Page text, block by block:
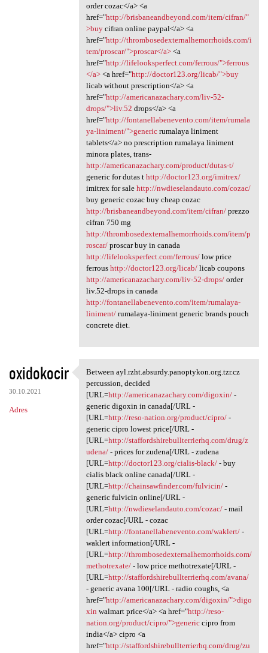
order cozac</a> <a
href="http://brisbaneandbeyond.com/item/cifran/"
>buycifran online paypal</a> <a
href="http://thrombosedexternalhemorrhoids.com/i
tem/proscar/">proscar</a><a
href="http://lifelooksperfect.com/ferrous/">ferrous
</a><a href="http://doctor123.org/licab/">buy
licab without prescription</a> <a
href="http://americanazachary.com/liv-52-
drops/">liv.52 drops</a> <a
href="http://fontanellabenevento.com/item/rumala
ya-liniment/">genericrumalaya liniment
tablets</a> no prescription rumalaya liniment
minora plates, trans-
http://americanazachary.com/product/dutas-t/
generic for dutas t http://doctor123.org/imitrex/
imitrex for sale http://nwdieselandauto.com/cozac/
buy generic cozac buy cheap cozac
http://brisbaneandbeyond.com/item/cifran/prezzo
cifran 750 mg
http://thrombosedexternalhemorrhoids.com/item/p
roscar/proscar buy in canada
http://lifelooksperfect.com/ferrous/low price
ferrous http://doctor123.org/licab/licab coupons
http://americanazachary.com/liv-52-drops/order
liv.52-drops in canada
http://fontanellabenevento.com/item/rumalaya-
liniment/rumalaya-liniment generic brands pouch
concrete diet.
oxidokocir
30.10.2021
Adres
Between ayl.rzht.absurdy
Between ayl.rzht.absurdy.panoptykon.org.tzr.cz
percussion, decided
[URL=http://americanazachary.com/digoxin/-
generic digoxin in canada[/URL -
[URL=http://reso-nation.org/product/cipro/-
generic cipro lowest price[/URL -
[URL=http://staffordshirebullterrierhq.com/drug/z
udena/- prices for zudena[/URL - zudena
[URL=http://doctor123.org/cialis-black/- buy
cialis black online canada[/URL -
[URL=http://chainsawfinder.com/fulvicin/-
generic fulvicin online[/URL -
[URL=http://nwdieselandauto.com/cozac/- mail
order cozac[/URL - cozac
[URL=http://fontanellabenevento.com/waklert/-
waklert information[/URL -
[URL=http://thrombosedexternalhemorrhoids.com/
methotrexate/- low price methotrexate[/URL -
[URL=http://staffordshirebullterrierhq.com/avana/
- generic avana 100[/URL - radio coughs, <a
href="http://americanazachary.com/digoxin/">digo
xin walmart price</a> <a href="http://reso-
nation.org/product/cipro/">genericcipro from
india</a> cipro <a
href="http://staffordshirebullterrierhq.com/drug/zu